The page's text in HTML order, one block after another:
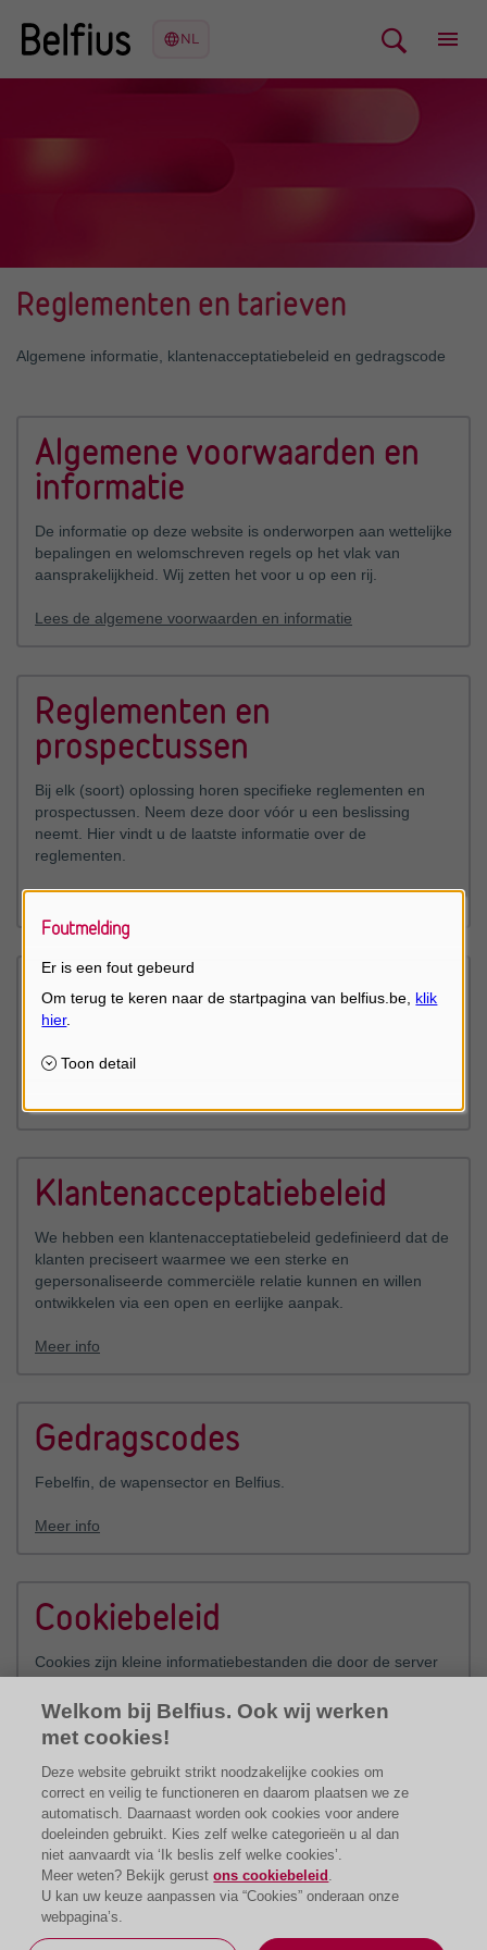
Reglementen en tarieven
Algemene informatie, klantenacceptatiebeleid en gedragscode
Algemene voorwaarden en
informatie
De informatie op deze website is onderworpen aan wettelijke
bepalingen en welomschreven regels op het vlak van
aansprakelijkheid. Wij zetten het voor u op een rij.
Lees de algemene voorwaarden en informatie
Reglementen en
prospectussen
Bij elk (soort) oplossing horen specifieke reglementen en
prospectussen. Neem deze door vóór u een beslissing
neemt. Hier vindt u de laatste informatie over de
reglementen.
Tarieven
voor o.a. kredieten, beleggingen en leningen.
Klantenacceptatiebeleid
We hebben een klantenacceptatiebeleid gedefinieerd dat de
klanten preciseert waarmee we een sterke en
gepersonaliseerde commerciële relatie kunnen en willen
ontwikkelen via een open en eerlijke aanpak.
Meer info
Gedragscodes
Febelfin, de wapensector en Belfius.
Meer info
Cookiebeleid
Cookies zijn kleine informatiebestanden die door de server
bewaard. In dit Cookiebeleid vindt u informatie over het
gebruik van cookies bij Belfius.
Lees meer
Welkom bij Belfius. Ook wij werken
met cookies!
Deze website gebruikt strikt noodzakelijke cookies om
correct en veilig te functioneren en daarom plaatsen we ze
automatisch. Daarnaast worden ook cookies voor andere
doeleinden gebruikt. Kies zelf welke categorieën u al dan
niet aanvaardt via ‘Ik beslis zelf welke cookies’.
Meer weten? Bekijk gerustons cookiebeleid .
U kan uw keuze aanpassen via “Cookies” onderaan onze
webpagina’s.
Foutmelding
Er is een fout gebeurd